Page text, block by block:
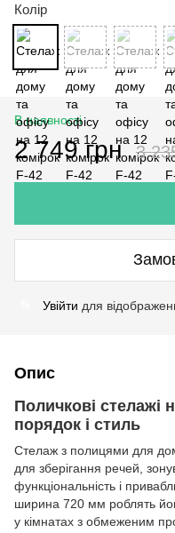
Колір
В наявності
2 749 грн 3
Увійти для
Опис
Поличкові стелажі
порядок і стиль
Стелаж з полицями для
для зберігання речей,
функціональність і
ширина 720 мм роблять
у кімнатах з обмеженим